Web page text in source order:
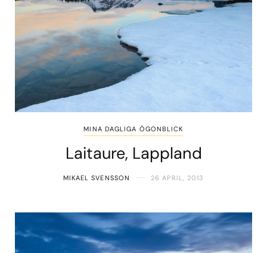
MINA DAGLIGA ÖGONBLICK
Laitaure, Lappland
MIKAEL SVENSSON 26 APRIL, 2013